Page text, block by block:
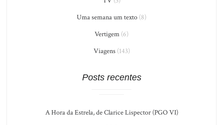
Uma semana um texto (8)
Vertigem (6)
Viagens(143)
Posts recentes
A Hora da Estrela, de Clarice Lispector (PGO VI)